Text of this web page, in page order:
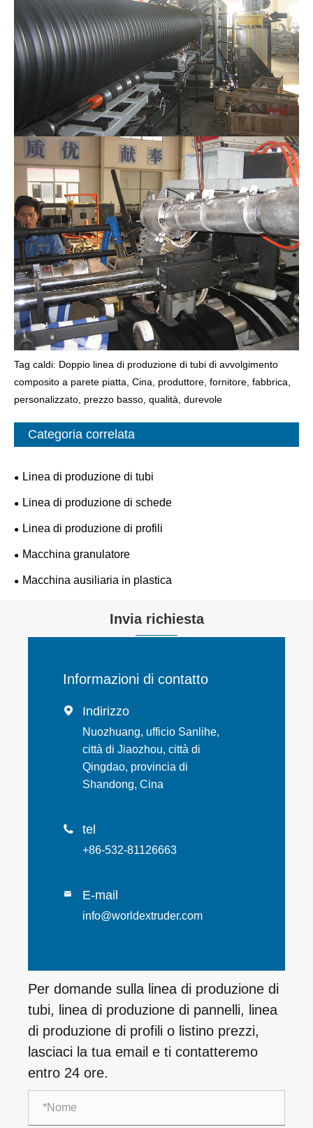
Tag caldi: Doppio linea di produzione di tubi di avvolgimento
composito a parete piatta, Cina, produttore, fornitore, fabbrica,
personalizzato, prezzo basso, qualità, durevole
Categoria correlata
Linea di produzione di tubi
Linea di produzione di schede
Linea di produzione di profili
Macchina granulatore
Macchina ausiliaria in plastica
Invia richiesta
Informazioni di contatto
 Indirizzo
Nuozhuang, ufficio Sanlihe,
città di Jiaozhou, città di
Qingdao, provincia di
Shandong, Cina
 tel
+86-532-81126663
 E-mail
info@worldextruder.com
Per domande sulla linea di produzione di
tubi, linea di produzione di pannelli, linea
di produzione di profili o listino prezzi,
lasciaci la tua email e ti contatteremo
entro 24 ore.